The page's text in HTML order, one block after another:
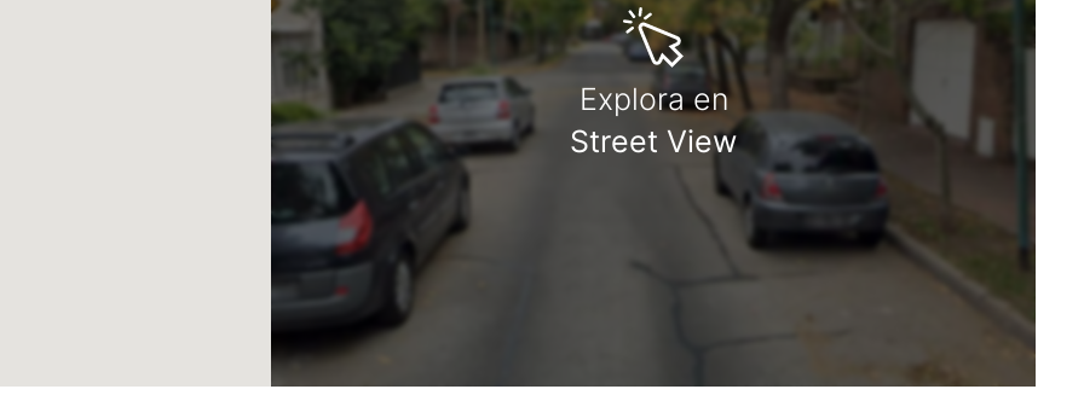
frío/calor, sistema de cámaras,
black out, e instalaciones
con planos. La instalación de agua
en el garage. La piscina cuenta
completamente amoblada,
seleccionado. El valor ofrecido
Explora en
Street View